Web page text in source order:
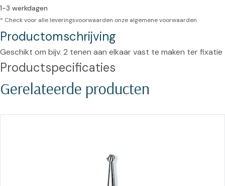
1-3 werkdagen
* Check voor alle leveringsvoorwaarden onze algemene voorwaarden
Productomschrijving
Geschikt om bijv. 2 tenen aan elkaar vast te maken ter fixatie
Productspecificaties
Gerelateerde producten